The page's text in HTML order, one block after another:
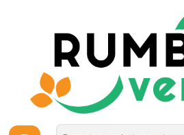
Envío gratis por compras sobre los 59.990